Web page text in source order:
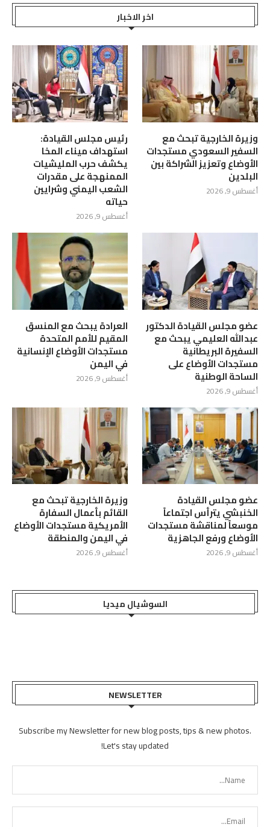
اخر الاخبار
وزيرة الخارجية تبحث مع
السفير السعودي مستجدات
الأوضاع وتعزيز الشراكة بين
البلدين
أغسطس 9, 2026
رئيس مجلس القيادة:
استهداف ميناء المخا
يكشف حرب المليشيات
الممنهجة على مقدرات
الشعب اليمني وشرايين
حياته
أغسطس 9, 2026
عضو مجلس القيادة الدكتور
عبدالله العليمي يبحث مع
السفيرة البريطانية
مستجدات الأوضاع على
الساحة الوطنية
أغسطس 9, 2026
العرادة يبحث مع المنسق
المقيم للأمم المتحدة
مستجدات الأوضاع الإنسانية
في اليمن
أغسطس 9, 2026
عضو مجلس القيادة
الخنبشي يترأس اجتماعاً
موسعاً لمناقشة مستجدات
الأوضاع ورفع الجاهزية
أغسطس 9, 2026
وزيرة الخارجية تبحث مع
القائم بأعمال السفارة
الأمريكية مستجدات الأوضاع
في اليمن والمنطقة
أغسطس 9, 2026
السوشيال ميديا
NEWSLETTER
Subscribe my Newsletter for new blog posts, tips & new photos.
Let's stay updated!